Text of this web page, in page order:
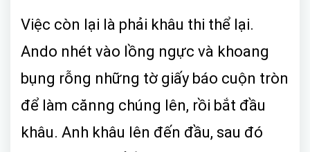
Việc còn lại là phải khâu thi thể lại.
Ando nhét vào lồng ngực và khoang
bụng rỗng những tờ giấy báo cuộn tròn
để làm cănng chúng lên, rồi bắt đầu
khâu. Anh khâu lên đến đầu, sau đó